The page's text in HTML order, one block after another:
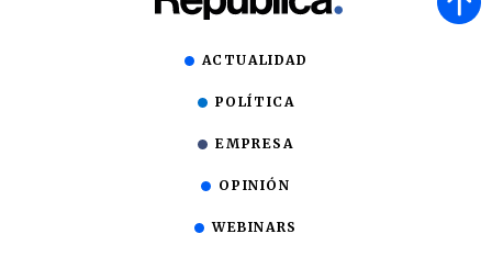
ACTUALIDAD
POLÍTICA
EMPRESA
OPINIÓN
WEBINARS